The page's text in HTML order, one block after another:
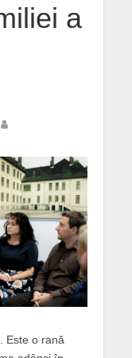
a
Este o rană